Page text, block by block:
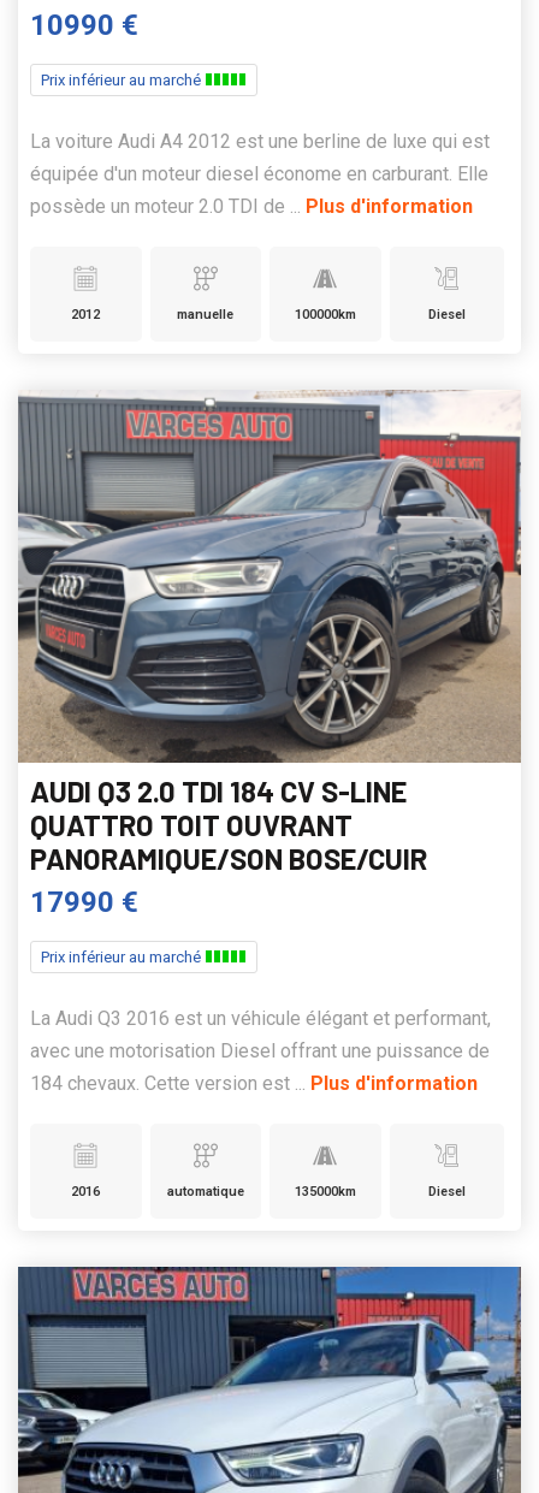
10990 €
Prix inférieur au marché
La voiture Audi A4 2012 est une berline de luxe qui est
équipée d'un moteur diesel économe en carburant. Elle
possède un moteur 2.0 TDI de ... Plus d'information
2012 manuelle 100000km Diesel
AUDI Q3 2.0 TDI 184 CV S-LINE
QUATTRO TOIT OUVRANT
PANORAMIQUE/SON BOSE/CUIR
17990 €
Prix inférieur au marché
La Audi Q3 2016 est un véhicule élégant et performant,
avec une motorisation Diesel offrant une puissance de
184 chevaux. Cette version est ... Plus d'information
2016 automatique 135000km Diesel